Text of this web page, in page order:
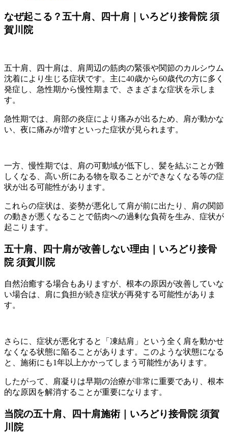
なぜ起こる？五十肩、四十肩｜いろどり接骨院 須
賀川院
五十肩、四十肩は、肩周辺の筋肉の緊張や関節のカルシウム
沈着により生じる症状です。主に40歳から60歳代の方に多く
発症し、急性期から慢性期まで、さまざまな症状を示しま
す。
急性期では、肩部の炎症により痛みが出るため、肩が動かな
い、夜に痛みが増すといった症状が見られます。
一方、慢性期では、肩の可動域が低下し、髪を結ぶことが難
しくなる、高い所にある物を取ることができなくなる等の症
状が出る可能性があります。
これらの症状は、姿勢が悪化して肩が前に出たり、肩の関節
の動きが悪くなることで筋肉への過剰な負荷を生み、症状が
起こります。
五十肩、四十肩が改善しない理由｜いろどり接骨
院 須賀川院
自然治癒する場合もありますが、根本の原因が改善していな
い場合は、肩に負担が続き症状が再発する可能性がありま
す。
さらに、症状が悪化すると「凍結肩」という全く肩を動かせ
なくなる状態に陥ることがあります。このような状態になる
と、施術にも1年以上かかってしまう可能性があります。
したがって、肩凝りは早期の治療が非常に重要であり、根本
的な原因を解消することが重要になります。
当院の五十肩、四十肩施術｜いろどり接骨院 須賀
川院